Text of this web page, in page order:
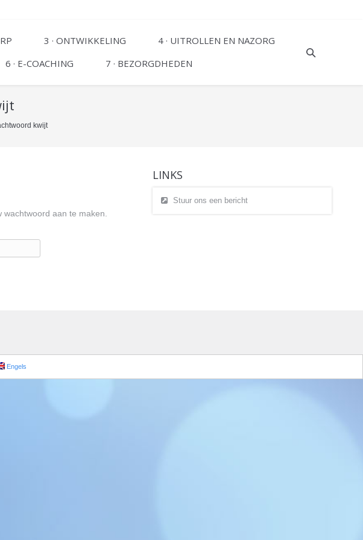
3 · ONTWIKKELING
4 · UITROLLEN EN NAZORG
6 · E-COACHING 7 · BEZORGDHEDEN
kwijt
aan te maken.
LINKS
Stuur ons een bericht
Engels